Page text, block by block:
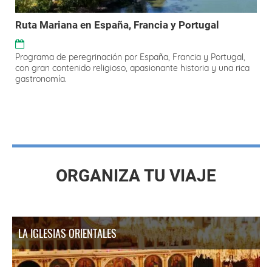
Ruta Mariana en España, Francia y Portugal
Programa de peregrinación por España, Francia y Portugal,
con gran contenido religioso, apasionante historia y una rica
gastronomía.
ORGANIZA TU VIAJE
LA IGLESIAS ORIENTALES